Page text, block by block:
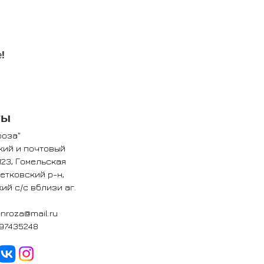
и почтовый
Гомельская
р-н,
с/с вблизи аг.